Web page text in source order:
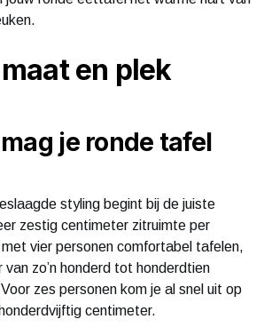
en plek
je ronde tafel
styling begint bij de juiste
zestig centimeter zitruimte per
vier personen comfortabel tafelen,
zo’n honderd tot honderdtien
zes personen kom je al snel uit op
centimeter.